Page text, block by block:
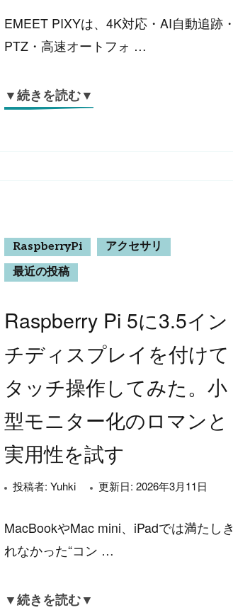
EMEET PIXYは、4K対応・AI自動追跡・
PTZ・高速オートフォ …
▼続きを読む▼
RaspberryPi
アクセサリ
最近の投稿
Raspberry Pi 5に3.5イン
チディスプレイを付けて
タッチ操作してみた。小
型モニター化のロマンと
実用性を試す
投稿者: Yuhki 更新日: 2026年3月11日
MacBookやMac mini、iPadでは満たしき
れなかった“コン …
▼続きを読む▼